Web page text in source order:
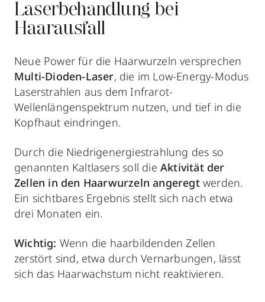
Laserbehandlung bei
Haarausfall
Neue Power für die Haarwurzeln versprechen
Multi-Dioden-Laser, die im Low-Energy-Modus
Laserstrahlen aus dem Infrarot-
Wellenlängenspektrum nutzen, und tief in die
Kopfhaut eindringen.
Durch die Niedrigenergiestrahlung des so
genannten Kaltlasers soll die Aktivität der
Zellen in den Haarwurzeln angeregtwerden.
Ein sichtbares Ergebnis stellt sich nach etwa
drei Monaten ein.
Wichtig: Wenn die haarbildenden Zellen
zerstört sind, etwa durch Vernarbungen, lässt
sich das Haarwachstum nicht reaktivieren.